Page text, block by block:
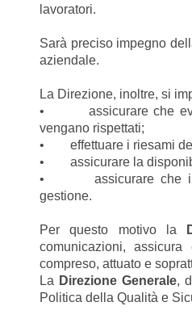
lavoratori.
Sarà preciso impegno
aziendale.
La Direzione, inoltre, si
• assicurare che
vengano rispettati;
• effettuare i riesami
• assicurare la
• assicurare che i
gestione.
Per questo motivo la
comunicazioni,
compreso, attuato e
La Direzione Generale,
Politica della Qualità e